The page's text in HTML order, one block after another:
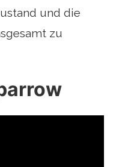
und die
zu